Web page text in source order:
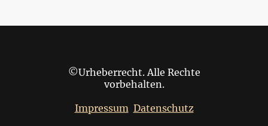
©Urheberrecht. Alle Rechte
vorbehalten.
Impressum Datenschutz